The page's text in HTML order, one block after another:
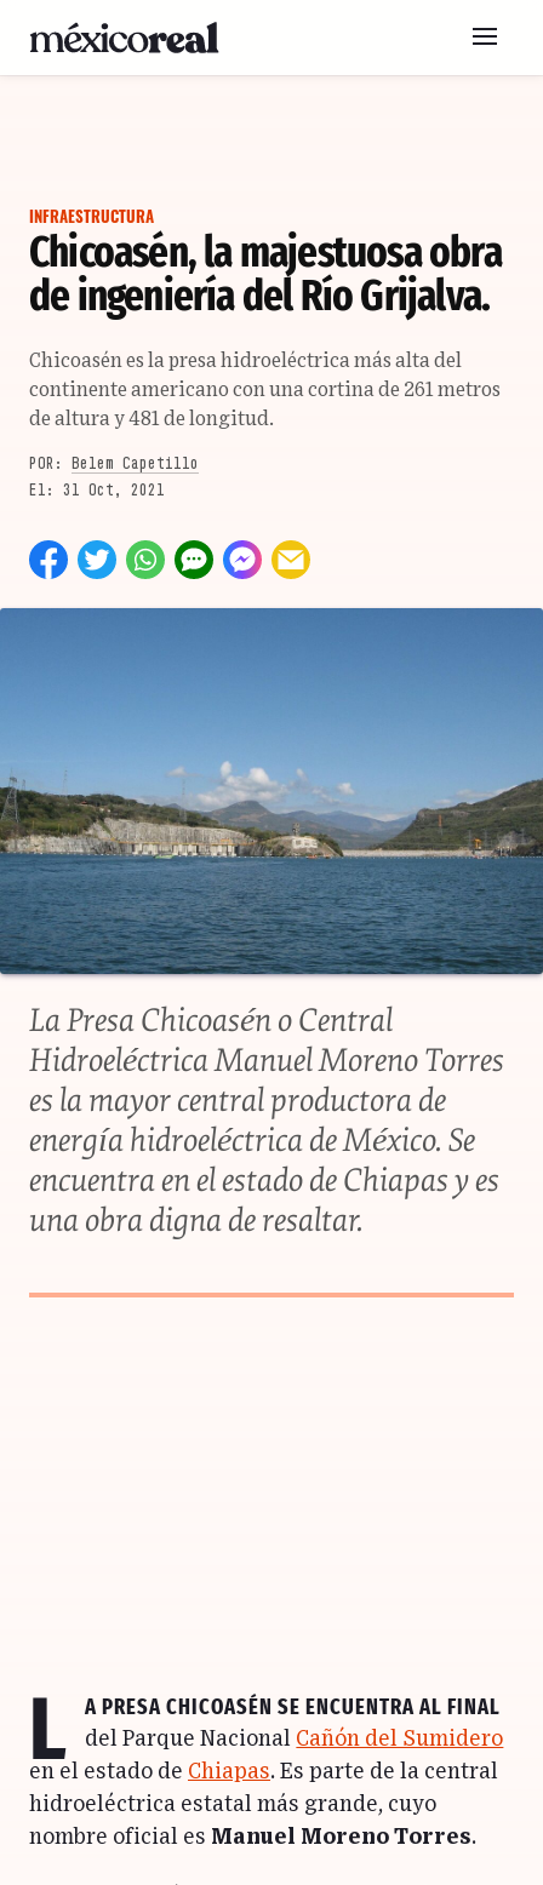
INFRAESTRUCTURA
Chicoasén, la majestuosa obra
de ingeniería del Río Grijalva.
Chicoasén es la presa hidroeléctrica más alta del
continente americano con una cortina de 261 metros
de altura y 481 de longitud.
POR:
Belem Capetillo
31 Oct, 2021
La Presa Chicoasén o Central
Hidroeléctrica Manuel Moreno Torres
es la mayor central productora de
energía hidroeléctrica de México. Se
encuentra en el estado de Chiapas y es
una obra digna de resaltar.
L a PresaChicoasén se encuentra al final
del Parque Nacional Cañón del Sumidero
en el estado de Chiapas. Es parte de la central
hidroeléctrica estatal más grande, cuyo
nombre oficial es Manuel Moreno Torres.